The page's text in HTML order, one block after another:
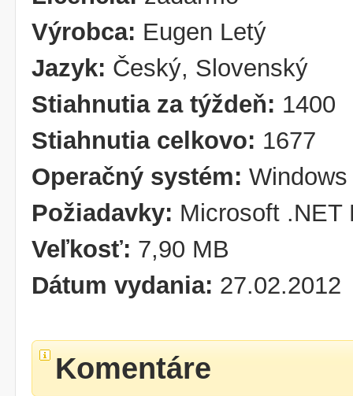
Výrobca: Eugen Letý
Jazyk: Český, Slovenský
Stiahnutia za týždeň: 1400
Stiahnutia celkovo: 1677
Operačný systém:
Požiadavky: Microsoft .NET
Veľkosť: 7,90 MB
Dátum vydania: 27.02.2012
Komentáre